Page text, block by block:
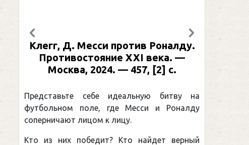
Клегг, Д. Месси против Роналду.
Противостояние XXI века. —
Москва, 2024. — 457, [2] с.
Представьте себе идеальную битву на
футбольном поле, где Месси и Роналду
соперничают лицом к лицу.
Кто из них победит? Кто найдет верный
Предыдущий Следующий